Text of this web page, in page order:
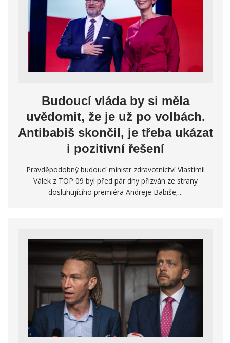
Budoucí vláda by si měla
uvědomit, že je už po volbách.
Antibabiš skončil, je třeba ukázat
i pozitivní řešení
Pravděpodobný budoucí ministr zdravotnictví Vlastimil
Válek z TOP 09 byl před pár dny přizván ze strany
dosluhujícího premiéra Andreje Babiše,...